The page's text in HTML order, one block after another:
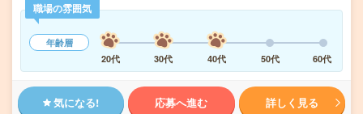
職場の雰囲気
年齢層
20代
30代 40代 50代 60代
気になる! 応募へ進む 詳しく見る